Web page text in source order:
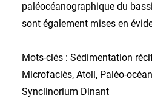
paléocéanographique du
sont également mises en
Mots-clés : Sédimentation
Microfaciès, Atoll, Paléo-
Synclinorium Dinant